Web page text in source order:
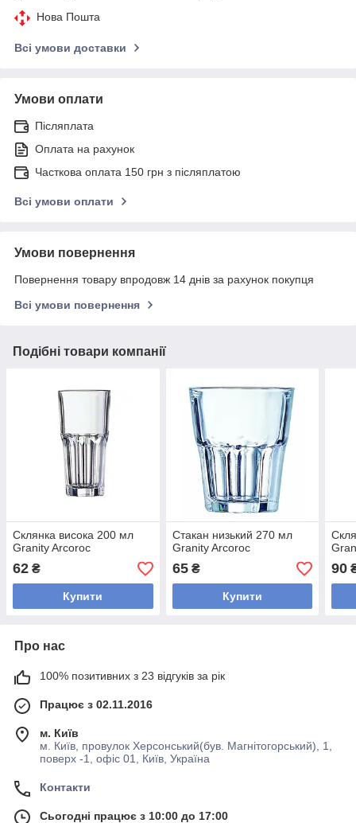
Нова Пошта
Всі умови доставки
Умови оплати
Післяплата
Оплата на рахунок
Часткова оплата 150 грн з післяплатою
Всі умови оплати
Умови повернення
Повернення товару впродовж 14 днів за рахунок покупця
Всі умови повернення
Подібні товари компанії
Склянка висока 200 мл
Granity Arcoroc
62 ₴
Купити
Стакан низький 270 мл
Granity Arcoroc
65₴
Купити
90
Про нас
100% позитивних з 23 відгуків за рік
Працює з 02.11.2016
м. Київ
м. Київ, провулок Херсонський(був. Магнітогорський), 1,
поверх -1, офіс 01, Київ, Україна
Контакти
Сьогодні працює з 10:00 до 17:00